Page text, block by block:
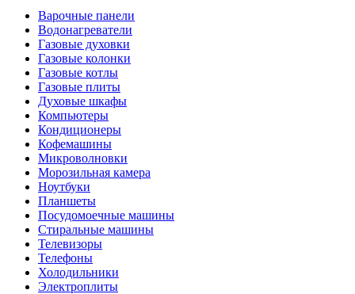
Варочные панели
Водонагреватели
Газовые духовки
Газовые колонки
Газовые котлы
Газовые плиты
Духовые шкафы
Компьютеры
Кондиционеры
Кофемашины
Микроволновки
Морозильная камера
Ноутбуки
Планшеты
Посудомоечные машины
Стиральные машины
Телевизоры
Телефоны
Холодильники
Электроплиты